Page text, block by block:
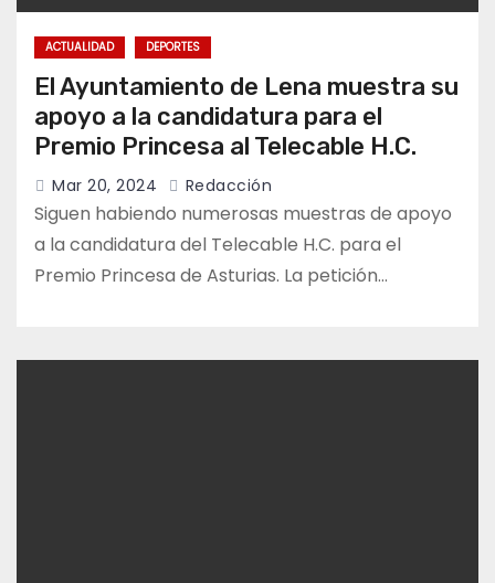
ACTUALIDAD DEPORTES
El Ayuntamiento de Lena muestra su
apoyo a la candidatura para el
Premio Princesa al Telecable H.C.
Mar 20, 2024 Redacción
Siguen habiendo numerosas muestras de apoyo
a la candidatura del Telecable H.C. para el
Premio Princesa de Asturias. La petición…